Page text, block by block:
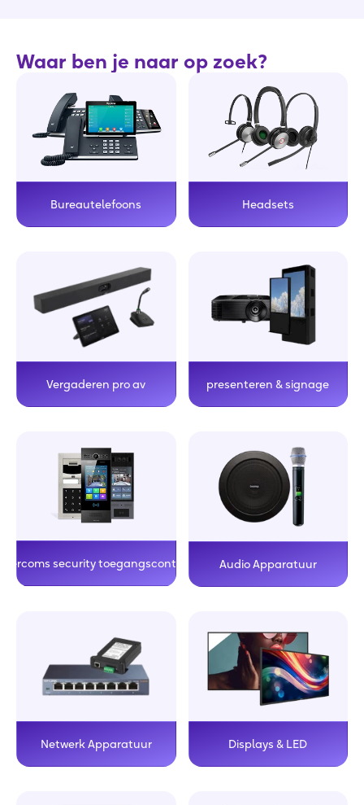
Waar ben je naar op zoek?
Bureautelefoons Headsets
Vergaderen pro av presenteren & signage
security toegangscontrole Audio Apparatuur
Netwerk Apparatuur Displays & LED